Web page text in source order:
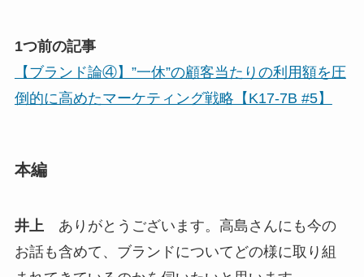
1つ前の記事
【ブランド論④】”一休”の顧客当たりの利用額を圧
倒的に高めたマーケティング戦略【K17-7B #5】
本編
井上ありがとうございます。高島さんにも今の
お話も含めて、ブランドについてどの様に取り組